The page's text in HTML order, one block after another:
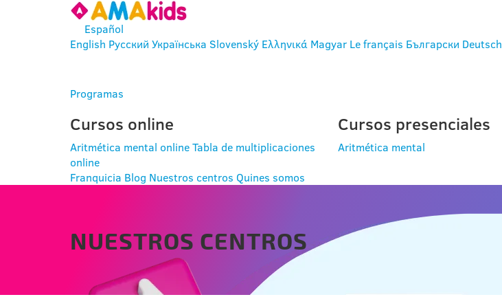
Español
English Русский Українська Slovenský Ελληνικά Magyar Le français Български Deutsch
Programas
Cursos online
Aritmética mental onlineTabla de multiplicaciones
online
Cursos presenciales
Aritmética mental
Franquicia Blog Nuestros centros Quines somos
NUESTROS CENTROS